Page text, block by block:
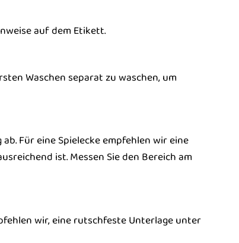
auf dem Etikett.
Waschen separat zu waschen, um
Für eine Spielecke empfehlen wir eine
ist. Messen Sie den Bereich am
wir, eine rutschfeste Unterlage unter